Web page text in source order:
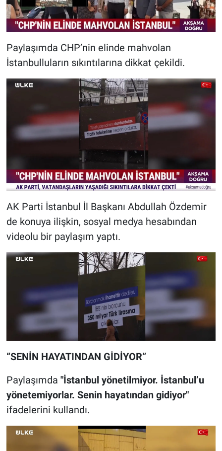
Paylaşımda CHP’nin elinde mahvolan
İstanbulluların sıkıntılarına dikkat çekildi.
AK Parti İstanbul İl Başkanı Abdullah Özdemir
de konuya ilişkin, sosyal medya hesabından
videolu bir paylaşım yaptı.
“SENİN HAYATINDAN GİDİYOR”
Paylaşımda "İstanbul yönetilmiyor. İstanbul’u
yönetemiyorlar. Senin hayatından gidiyor"
ifadelerini kullandı.